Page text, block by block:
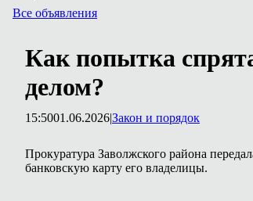
Все объявления
Как попытка
делом?
15:5001.06.2026|Закон и порядок
Прокуратура Заволжского района
банковскую карту его владелицы.